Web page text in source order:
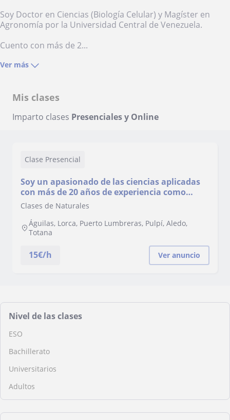
Soy Doctor en Ciencias (Biología Celular) y Magíster en
Agronomía por la Universidad Central de Venezuela.
Cuento con más de 2...
Ver más
Mis clases
Imparto clases Presenciales y Online
Clase Presencial
Soy un apasionado de las ciencias aplicadas
con más de 20 años de experiencia como
profesor universitario y de instituto.
Clases de Naturales
Águilas, Lorca, Puerto Lumbreras, Pulpí, Aledo,
Totana
15€/h Ver anuncio
Nivel de las clases
ESO
Bachillerato
Universitarios
Adultos